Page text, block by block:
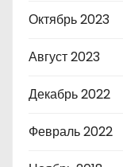
Октябрь 2023
Август 2023
Декабрь 2022
Февраль 2022